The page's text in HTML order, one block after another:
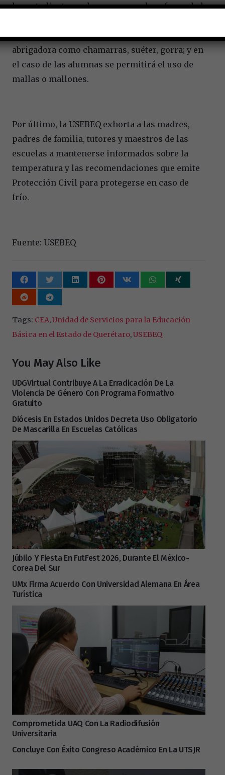
los estudiantes a clases en caso de enfermedad,
la recomendación es a que utilicen ropa
abrigadora como chamarras, suéter, gorra; y en
el caso de las alumnas se permitirá el uso de
mallas o mallones.
Por último, la USEBEQ exhorta a las madres,
padres de familia, tutores y maestros de las
escuelas a mantenerse informados sobre la
temperatura y las recomendaciones que emite
Protección Civil para protegerse en caso de
frío.
Fuente: USEBEQ
Tags: CEA,Unidad de Servicios para la Educación
Básica en el Estado de Querétaro,USEBEQ
You May Also Like
UDGVirtual Contribuye A La Erradicación De La
Violencia De Género Con Programa Formativo
Gratuito
Diócesis En Estados Unidos Decreta Uso Obligatorio
De Mascarilla En Escuelas Católicas
Júbilo Y Fiesta En FutFest 2026, Durante El México-
Corea Del Sur
UMx Firma Acuerdo Con Universidad Alemana En Área
Turística
Comprometida UAQ Con La Radiodifusión
Universitaria
Concluye Con Éxito Congreso Académico En La UTSJR